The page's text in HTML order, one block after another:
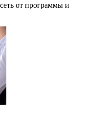
от программы и